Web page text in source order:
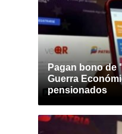
Pagan bono de
Guerra
pensionados